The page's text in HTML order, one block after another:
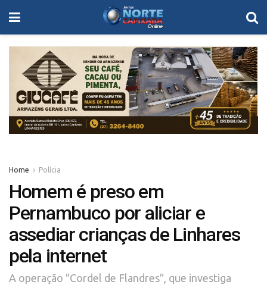
Home Polícia
Homem é preso em
Pernambuco por aliciar e
assediar crianças de Linhares
pela internet
A operação "Cordel de Flandres", que investiga